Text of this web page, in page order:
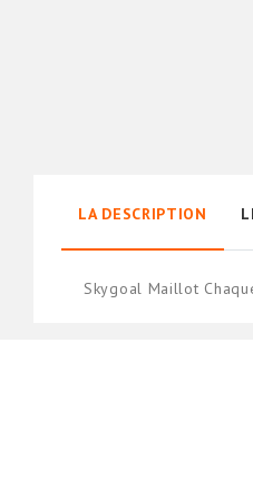
LA DESCRIPTION
Skygoal Maillot